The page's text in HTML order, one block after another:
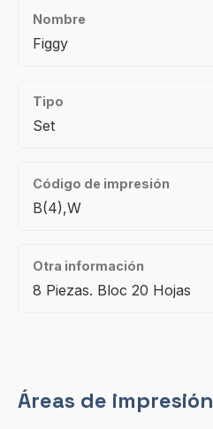
Nombre
Figgy
Tipo
Set
Código de impresión
B(4),W
Otra información
8 Piezas. Bloc 20 Hojas
Áreas de impresión